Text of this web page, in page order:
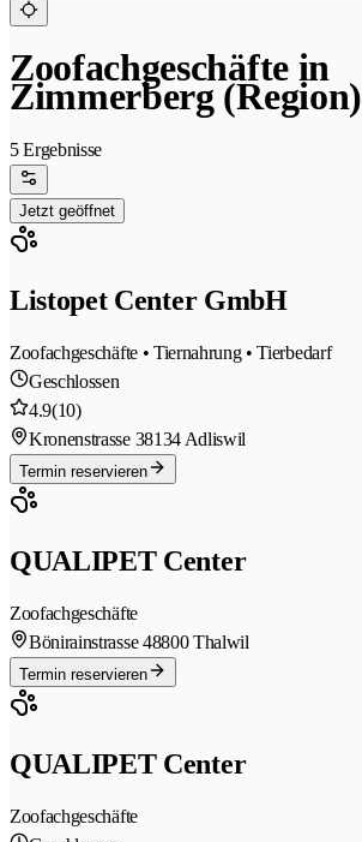
Zoofachgeschäfte in
Zimmerberg (Region)
5 Ergebnisse
Jetzt geöffnet
Listopet Center GmbH
Zoofachgeschäfte • Tiernahrung • Tierbedarf
Geschlossen
4.9(10)
Kronenstrasse 38134 Adliswil
Termin reservieren
QUALIPET Center
Zoofachgeschäfte
Bönirainstrasse 48800 Thalwil
Termin reservieren
QUALIPET Center
Zoofachgeschäfte